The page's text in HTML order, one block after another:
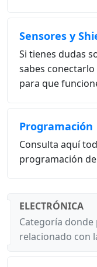
Sensores y
Si tienes dudas
sabes
para que
Programación
Consulta aquí
programación
ELECTRÓNICA
Categoría
relacionado con